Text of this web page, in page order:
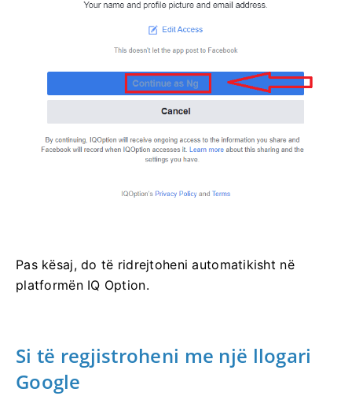
Pas kësaj, do të ridrejtoheni automatikisht në
platformën IQ Option.
Si të regjistroheni me një llogari
Google